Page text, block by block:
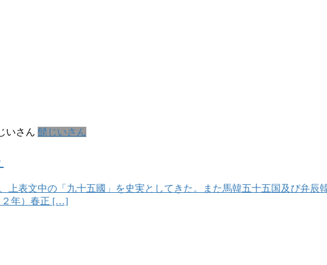
いさん 髭じいさん
上表文中の「九十五國」を史実としてきた。また馬韓五十五国及び弁辰
２年）春正 […]